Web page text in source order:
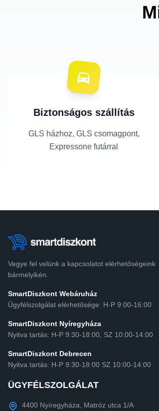
Biztonságos szállítás
GLS házhoz, GLS csomagpont,
Expressone futárral
Vegye fel velünk a kapcsolatot elérhetőségeink
bármelyikén.
SmartDiszkont Webáruház
Ügyfélszolgálat elérhetősége: H-P 9:00-16:00
SmartDiszkont Nyíregyháza
Nyitva tartás: H-P 9:30-18:00, SZ 10:00-14:00
SmartDiszkont Debrecen
Nyitva tartás: H-P 9:30-18:00 SZ 10:00-14:00
ÜGYFÉLSZOLGÁLAT
4400 Nyíregyháza, Matróz utca 1/A